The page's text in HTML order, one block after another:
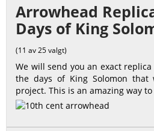
Arrowhead
Days of King
(11 av 25 valgt)
We will send you an exact
the days of King Solomon
project. This is an amazing way